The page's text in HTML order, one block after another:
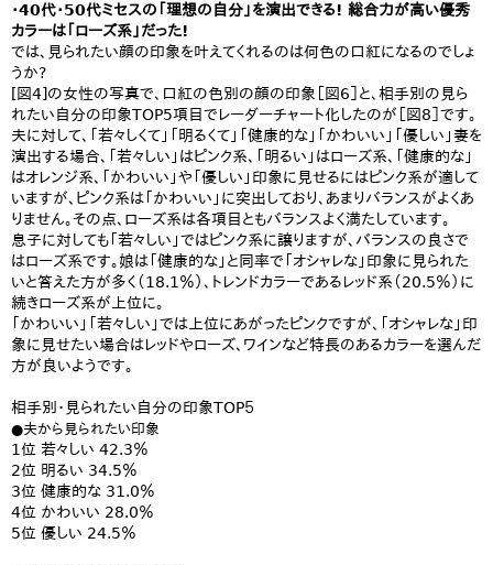
・40代・50代ミセスの「理想の自分」を演出できる! 総合力が高い優秀
カラーは「ローズ系」だった!
では、見られたい顔の印象を叶えてくれるのは何色の口紅になるのでしょ
うか?
[図4]の女性の写真で、口紅の色別の顔の印象［図6］と、相手別の見ら
れたい自分の印象TOP5項目でレーダーチャート化したのが［図8］です。
夫に対して、「若々しくて」「明るくて」「健康的な」「かわいい」「優しい」妻を
演出する場合、「若々しい」はピンク系、「明るい」はローズ系、「健康的な」
はオレンジ系、「かわいい」や「優しい」印象に見せるにはピンク系が適して
いますが、ピンク系は「かわいい」に突出しており、あまりバランスがよくあ
りません。その点、ローズ系は各項目ともバランスよく満たしています。
息子に対しても「若々しい」ではピンク系に譲りますが、バランスの良さで
はローズ系です。娘は「健康的な」と同率で「オシャレな」印象に見られた
いと答えた方が多く（18.1％）、トレンドカラーであるレッド系（20.5％）に
続きローズ系が上位に。
「かわいい」「若々しい」では上位にあがったピンクですが、「オシャレな」印
象に見せたい場合はレッドやローズ、ワインなど特長のあるカラーを選んだ
方が良いようです。
相手別・見られたい自分の印象TOP５
●夫から見られたい印象
1位 若々しい 42.3％
2位 明るい 34.5％
3位 健康的な 31.0％
4位 かわいい 28.0％
5位 優しい 24.5％